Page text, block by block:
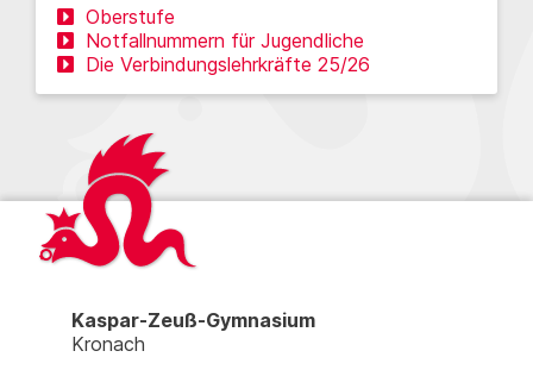
Oberstufe
Notfallnummern für Jugendliche
Die Verbindungslehrkräfte 25/26
Kaspar-Zeuß-Gymnasium
Kronach